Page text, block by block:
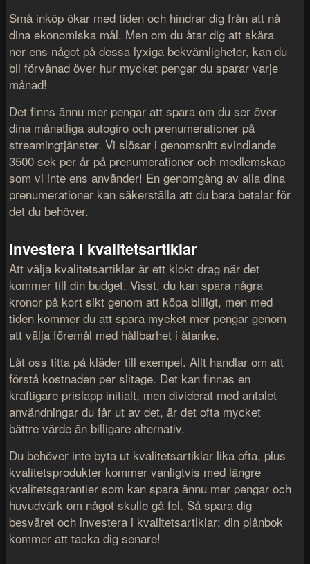
Små inköp ökar med tiden och hindrar dig från att nå
dina ekonomiska mål. Men om du åtar dig att skära
ner ens något på dessa lyxiga bekvämligheter, kan du
bli förvånad över hur mycket pengar du sparar varje
månad!
Det finns ännu mer pengar att spara om du ser över
dina månatliga autogiro och prenumerationer på
streamingtjänster. Vi slösar i genomsnitt svindlande
3500 sek per år på prenumerationer och medlemskap
som vi inte ens använder! En genomgång av alla dina
prenumerationer kan säkerställa att du bara betalar för
det du behöver.
Investera i kvalitetsartiklar
Att välja kvalitetsartiklar är ett klokt drag när det
kommer till din budget. Visst, du kan spara några
kronor på kort sikt genom att köpa billigt, men med
tiden kommer du att spara mycket mer pengar genom
att välja föremål med hållbarhet i åtanke.
Låt oss titta på kläder till exempel. Allt handlar om att
förstå kostnaden per slitage. Det kan finnas en
kraftigare prislapp initialt, men dividerat med antalet
användningar du får ut av det, är det ofta mycket
bättre värde än billigare alternativ.
Du behöver inte byta ut kvalitetsartiklar lika ofta, plus
kvalitetsprodukter kommer vanligtvis med längre
kvalitetsgarantier som kan spara ännu mer pengar och
huvudvärk om något skulle gå fel. Så spara dig
besväret och investera i kvalitetsartiklar; din plånbok
kommer att tacka dig senare!